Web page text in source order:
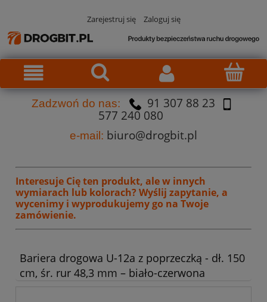
Zarejestruj się Zaloguj się
Zadzwoń do nas:
91 307 88 23
577 240 080
e-mail: biuro@drogbit.pl
Interesuje Cię ten produkt, ale w innych
wymiarach lub kolorach? Wyślij zapytanie, a
wycenimy i wyprodukujemy go na Twoje
zamówienie.
Bariera drogowa U-12a z poprzeczką - dł. 150
cm, śr. rur 48,3 mm – biało-czerwona